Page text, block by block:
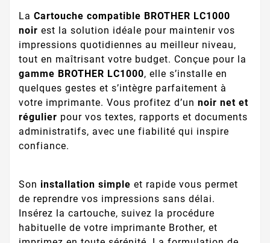
La Cartouche compatible BROTHER LC1000
noir est la solution idéale pour maintenir vos
impressions quotidiennes au meilleur niveau,
tout en maîtrisant votre budget. Conçue pour la
gamme BROTHER LC1000, elle s’installe en
quelques gestes et s’intègre parfaitement à
votre imprimante. Vous profitez d’un noir net et
régulier pour vos textes, rapports et documents
administratifs, avec une fiabilité qui inspire
confiance.
Son installation simple et rapide vous permet
de reprendre vos impressions sans délai.
Insérez la cartouche, suivez la procédure
habituelle de votre imprimante Brother, et